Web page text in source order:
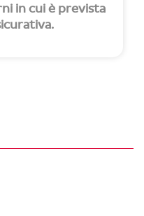
in cui è prevista